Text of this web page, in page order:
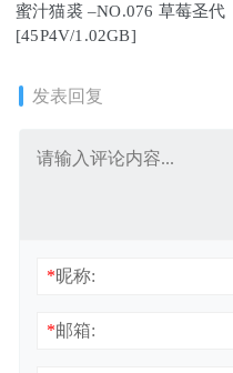
蜜汁猫裘 –NO.076 草莓圣代
[45P4V/1.02GB]
发表回复
*昵称:
*邮箱: